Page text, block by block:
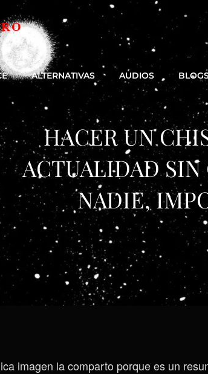
ALTERNATIVAS AUDIOS
HACER UN
ACTUALIDAD SIN
NADIE,
imagen la comparto porque es un